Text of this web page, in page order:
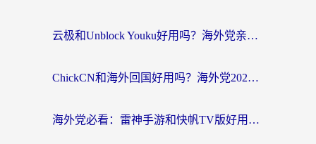
云极和Unblock Youku好用吗？海外党亲测+2026回国加速器避坑指南
ChickCN和海外回国好用吗？海外党2026亲测：从手游到影音，选对加速器的3个关键
海外党必看：雷神手游和快帆TV版好用吗？3步选对回国加速器不踩坑